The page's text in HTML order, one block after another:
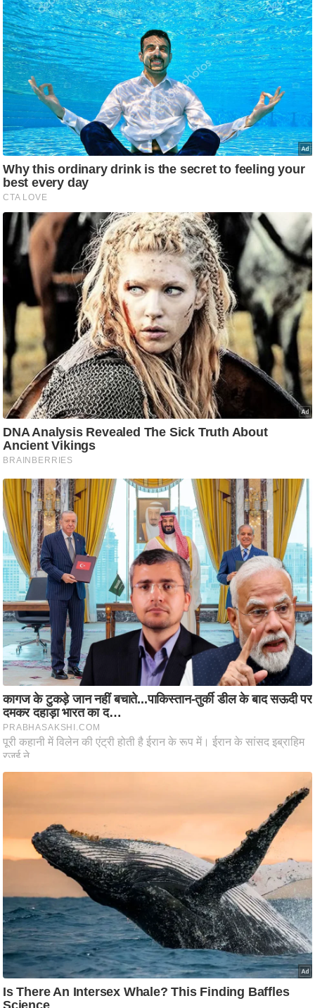
ति
वि
श्ले
ष
ण
स
म
सा
म
यि
क
मा
तृ
भू
स्तं
भ
ए
म
आ
र
.
आ
ई
चा
य
प
र
स
मी
क्षा
ध
र्म
ज्यो
ति
ष
प्र
भु
म
र्म
ल
व्र
त
त्यो
हा
र